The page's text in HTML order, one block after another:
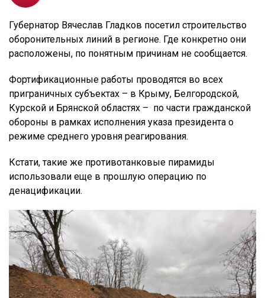
Губернатор Вячеслав Гладков посетил строительство
оборонительных линий в регионе. Где конкретно они
расположены, по понятным причинам не сообщается.
Фортификационные работы проводятся во всех
приграничных субъектах – в Крыму, Белгородской,
Курской и Брянской областях – по части гражданской
обороны в рамках исполнения указа президента о
режиме среднего уровня реагирования.
Кстати, такие же противотанковые пирамиды
использовали еще в прошлую операцию по
денацификации.